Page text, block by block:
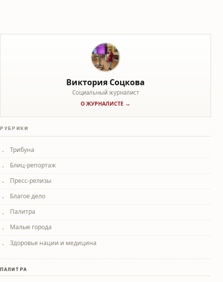
Виктория Соцкова
Социальный журналист
О ЖУРНАЛИСТЕ →
РУБРИКИ
Трибуна
Блиц-репортаж
Пресс-релизы
Благое дело
Палитра
Малые города
Здоровье нации и медицина
ПАЛИТРА